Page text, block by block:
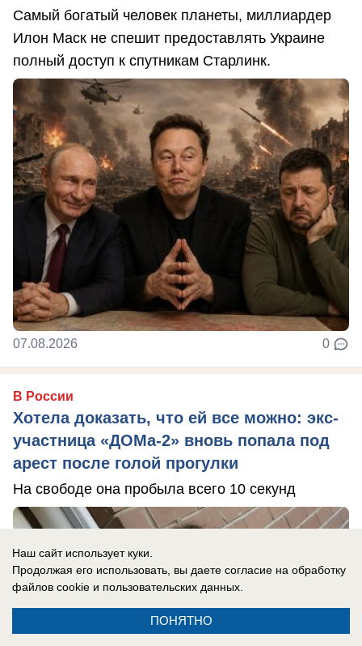
Самый богатый человек планеты, миллиардер
Илон Маск не спешит предоставлять Украине
полный доступ к спутникам Старлинк.
07.08.2026 0
В России
Хотела доказать, что ей все можно: экс-
участница «ДОМа-2» вновь попала под
арест после голой прогулки
На свободе она пробыла всего 10 секунд
Наш сайт использует куки.
Продолжая его использовать, вы даете согласие на обработку
файлов cookie и пользовательских данных.
ПОНЯТНО